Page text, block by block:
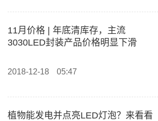
11月价格 | 年底清库存，主流
3030LED封装产品价格明显下滑
2018-12-18 05:47
植物能发电并点亮LED灯泡？来看看